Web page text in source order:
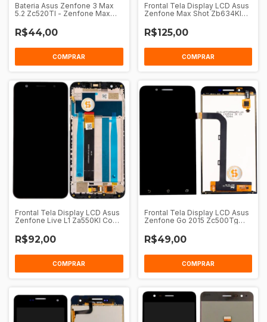
Bateria Asus Zenfone 3 Max
5.2 Zc520Tl - Zenfone Max
R$44,00
COMPRAR
Frontal Tela Display LCD Asus
Zenfone Max Shot Zb634Kl
R$125,00
COMPRAR
Frontal Tela Display LCD Asus
Zenfone Live L1 Za550Kl Com
R$92,00
COMPRAR
Frontal Tela Display LCD Asus
Zenfone Go 2015 Zc500Tg
R$49,00
COMPRAR